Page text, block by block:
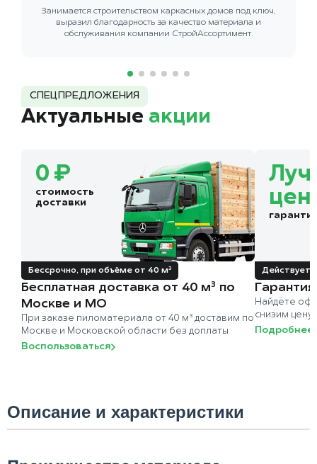
Занимается строительством каркасных домов под ключ,
выразил благодарность за качество материала и
обслуживания компании СтройАссортимент.
СПЕЦПРЕДЛОЖЕНИЯ
Актуальные акции
0 ₽
стоимость
доставки
Бессрочно, при объёме от 40 м³
Бесплатная доставка от 40 м³ по
Москве и МО
При заказе пиломатериала от 40 м³ доставим по
Москве и Московской области без доплаты
Воспользоваться
Действует
Найдёте
снизим
Подробнее
Описание и характеристики